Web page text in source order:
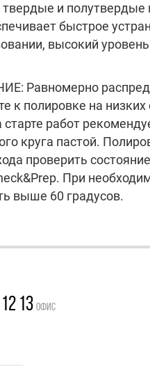
твердые и
быстрое
высокий
Равномерно
к полировке на
работ
круга пастой.
проверить
При
выше 60 градусов.
13ОФИС